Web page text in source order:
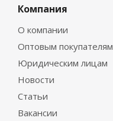
Компания
О компании
Оптовым покупателям
Юридическим лицам
Новости
Статьи
Вакансии